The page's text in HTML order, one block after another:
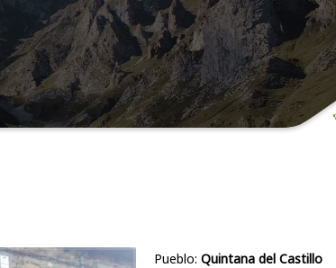
Pueblo: Quintana del Castillo